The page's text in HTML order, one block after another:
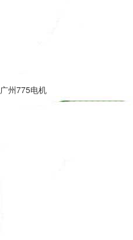
广州775电机